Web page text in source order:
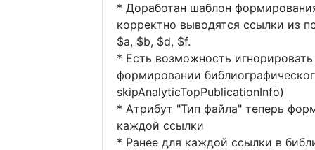
* Доработан шаблон
корректно выводятся ссылки из
$a, $b, $d, $f.
* Есть возможность
формировании
skipAnalyticTopPublicationInfo)
* Атрибут "Тип файла" теперь
каждой ссылки
* Ранее для каждой ссылки в